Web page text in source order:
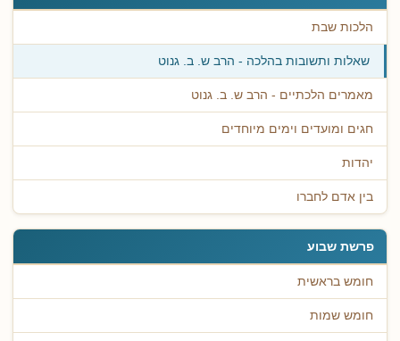
הלכות שבת
שאלות ותשובות בהלכה - הרב ש. ב. גנוט
מאמרים הלכתיים - הרב ש. ב. גנוט
חגים ומועדים וימים מיוחדים
יהדות
בין אדם לחברו
פרשת שבוע
חומש בראשית
חומש שמות